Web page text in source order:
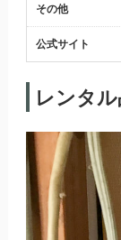
その他
公式サイト
レンタ